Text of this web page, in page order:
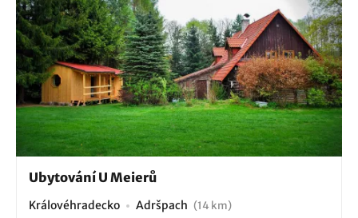
Ubytování U Meierů
Královéhradecko Adršpach (14 km)